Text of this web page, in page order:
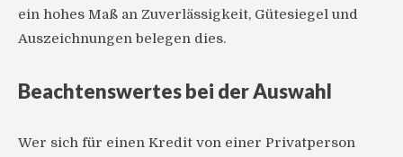
ein hohes Maß an Zuverlässigkeit, Gütesiegel und
Auszeichnungen belegen dies.
Beachtenswertes bei der Auswahl
Wer sich für einen Kredit von einer Privatperson